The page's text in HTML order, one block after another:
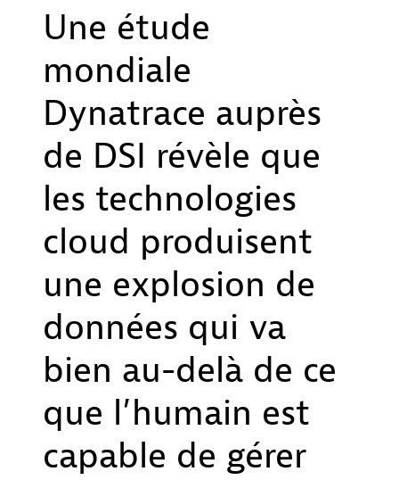
Une étude
mondiale
Dynatrace auprès
de DSI révèle que
les technologies
cloud produisent
une explosion de
données qui va
bien au-delà de ce
que l’humain est
capable de gérer